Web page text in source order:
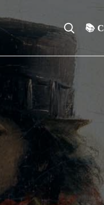
📚